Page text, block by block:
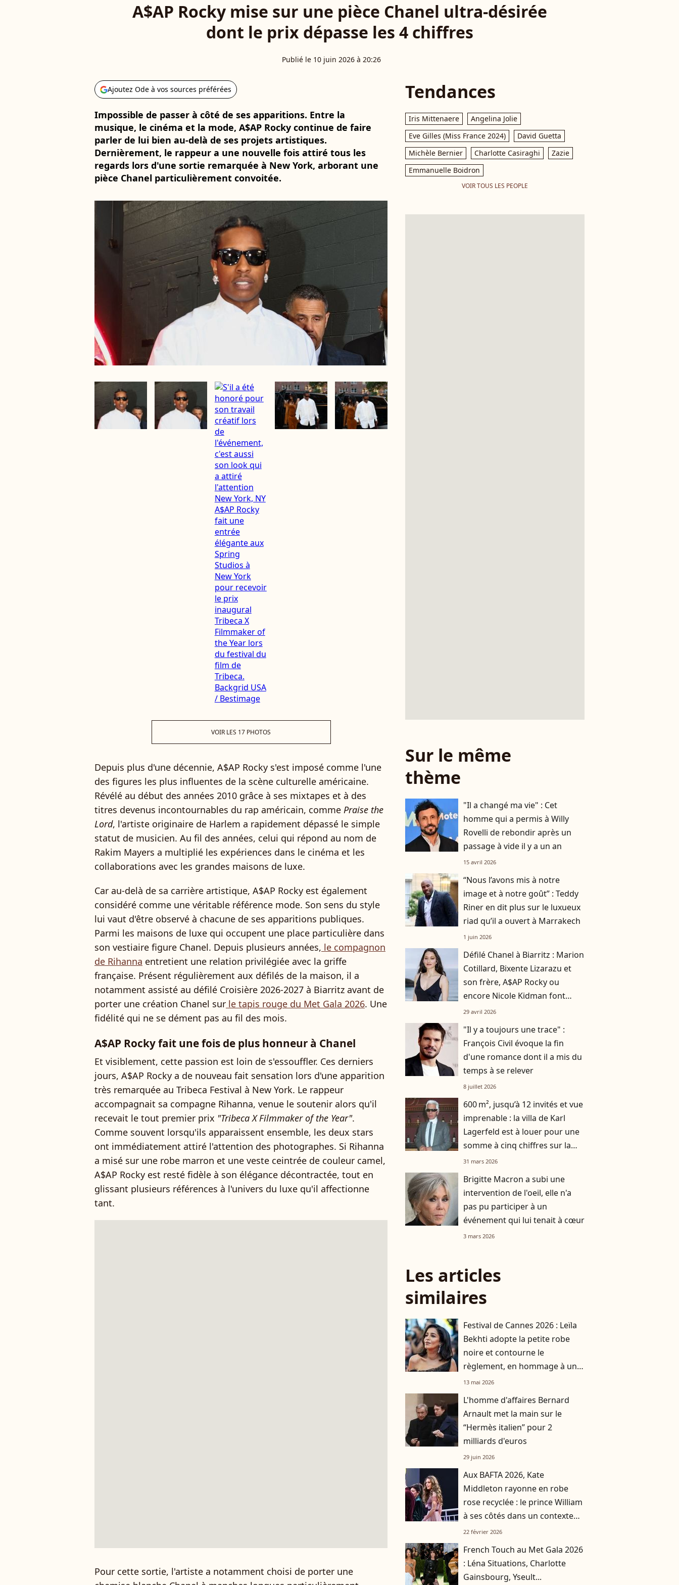
A$AP Rocky mise sur une pièce Chanel ultra-désirée
dont le prix dépasse les 4 chiffres
Publié le 10 juin 2026 à 20:26
Ajoutez Ode à vos sources préférées
Impossible de passer à côté de ses apparitions. Entre la
musique, le cinéma et la mode, A$AP Rocky continue de faire
parler de lui bien au-delà de ses projets artistiques.
Dernièrement, le rappeur a une nouvelle fois attiré tous les
regards lors d'une sortie remarquée à New York, arborant une
pièce Chanel particulièrement convoitée.
VOIR LES 17 PHOTOS
Depuis plus d'une décennie, A$AP Rocky s'est imposé comme l'une
des figures les plus influentes de la scène culturelle américaine.
Révélé au début des années 2010 grâce à ses mixtapes et à des
titres devenus incontournables du rap américain, comme Praise the
Lord, l'artiste originaire de Harlem a rapidement dépassé le simple
statut de musicien. Au fil des années, celui qui répond au nom de
Rakim Mayers a multiplié les expériences dans le cinéma et les
collaborations avec les grandes maisons de luxe.
Car au-delà de sa carrière artistique, A$AP Rocky est également
considéré comme une véritable référence mode. Son sens du style
lui vaut d'être observé à chacune de ses apparitions publiques.
Parmi les maisons de luxe qui occupent une place particulière dans
son vestiaire figure Chanel. Depuis plusieurs années, le compagnon
de Rihanna entretient une relation privilégiée avec la griffe
française. Présent régulièrement aux défilés de la maison, il a
notamment assisté au défilé Croisière 2026-2027 à Biarritz avant de
porter une création Chanel sur le tapis rouge du Met Gala 2026. Une
fidélité qui ne se dément pas au fil des mois.
A$AP Rocky fait une fois de plus honneur à Chanel
Et visiblement, cette passion est loin de s'essouffler. Ces derniers
jours, A$AP Rocky a de nouveau fait sensation lors d'une apparition
très remarquée au Tribeca Festival à New York. Le rappeur
accompagnait sa compagne Rihanna, venue le soutenir alors qu'il
recevait le tout premier prix "Tribeca X Filmmaker of the Year".
Comme souvent lorsqu'ils apparaissent ensemble, les deux stars
ont immédiatement attiré l'attention des photographes. Si Rihanna
a misé sur une robe marron et une veste ceintrée de couleur camel,
A$AP Rocky est resté fidèle à son élégance décontractée, tout en
glissant plusieurs références à l'univers du luxe qu'il affectionne
tant.
Pour cette sortie, l'artiste a notamment choisi de porter une
Tendances
Iris Mittenaere
Angelina Jolie
Eve Gilles (Miss France 2024)
David Guetta
Michèle Bernier
Charlotte Casiraghi
Zazie
Emmanuelle Boidron
VOIR TOUS LES PEOPLE
Sur le même
thème
"Il a changé ma vie" : Cet
homme qui a permis à Willy
Rovelli de rebondir après un
passage à vide il y a un an
15 avril 2026
“Nous l’avons mis à notre
image et à notre goût” : Teddy
Riner en dit plus sur le luxueux
riad qu’il a ouvert à Marrakech
1 juin 2026
Défilé Chanel à Biarritz : Marion
Cotillard, Bixente Lizarazu et
son frère, A$AP Rocky ou
encore Nicole Kidman font
sensation dès leur arrivée
29 avril 2026
"Il y a toujours une trace" :
François Civil évoque la fin
d'une romance dont il a mis du
temps à se relever
8 juillet 2026
600 m², jusqu’à 12 invités et vue
imprenable : la villa de Karl
Lagerfeld est à louer pour une
somme à cinq chiffres sur la
Côte d’Azur
31 mars 2026
Brigitte Macron a subi une
intervention de l'oeil, elle n'a
pas pu participer à un
événement qui lui tenait à cœur
3 mars 2026
Les articles
similaires
Festival de Cannes 2026 : Leïla
Bekhti adopte la petite robe
noire et contourne le
règlement, en hommage à un
grand homme
13 mai 2026
L'homme d'affaires Bernard
Arnault met la main sur le
“Hermès italien” pour 2
milliards d'euros
29 juin 2026
Aux BAFTA 2026, Kate
Middleton rayonne en robe
rose recyclée : le prince William
à ses côtés dans un contexte
délicat pour la famille royale
22 février 2026
French Touch au Met Gala 2026
: Léna Situations, Charlotte
Gainsbourg, Yseult...